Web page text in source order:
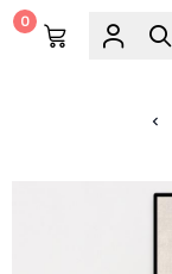
0